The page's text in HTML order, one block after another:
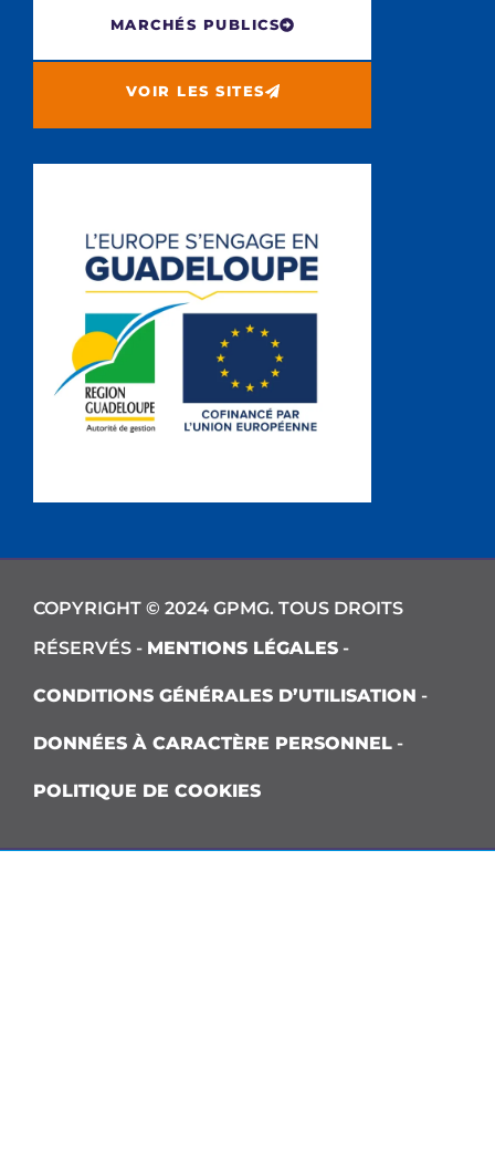
MARCHÉS PUBLICS
VOIR LES SITES
COPYRIGHT © 2024 GPMG. TOUS DROITS
RÉSERVÉS - MENTIONS LÉGALES -
CONDITIONS GÉNÉRALES D’UTILISATION -
DONNÉES À CARACTÈRE PERSONNEL -
POLITIQUE DE COOKIES